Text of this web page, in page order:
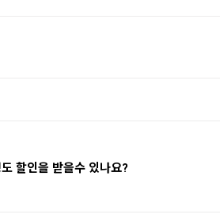
할인을 받을수 있나요?